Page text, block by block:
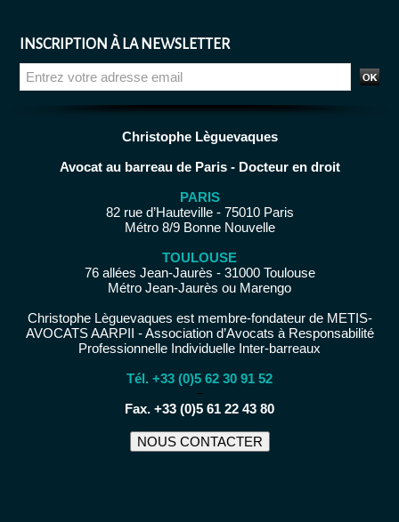
INSCRIPTION À LA NEWSLETTER
Christophe Lèguevaques
Avocat au barreau de Paris - Docteur en droit
PARIS
82 rue d’Hauteville - 75010 Paris
Métro 8/9 Bonne Nouvelle
TOULOUSE
76 allées Jean-Jaurès - 31000 Toulouse
Métro Jean-Jaurès ou Marengo
Christophe Lèguevaques est membre-fondateur de METIS-
AVOCATS AARPII - Association d’Avocats à Responsabilité
Professionnelle Individuelle Inter-barreaux
Tél. +33 (0)5 62 30 91 52
−
Fax. +33 (0)5 61 22 43 80
NOUS CONTACTER